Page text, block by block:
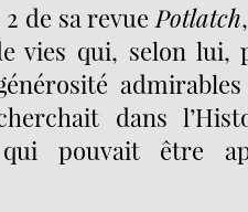
de sa revuePotlatch
vies qui, selon lui,
dans
pouvait être